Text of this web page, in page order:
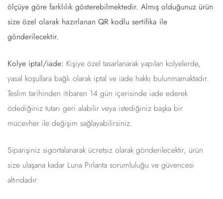
ölçüye göre farklılık gösterebilmektedir. Almış olduğunuz ürün
size özel olarak hazırlanan QR kodlu sertifika ile
gönderilecektir.
Kolye iptal/iade: Kişiye özel tasarlanarak yapılan kolyelerde,
yasal koşullara bağlı olarak iptal ve iade hakkı bulunmamaktadır.
Teslim tarihinden itibaren 14 gün içerisinde iade ederek
ödediğiniz tutarı geri alabilir veya istediğiniz başka bir
mücevher ile değişim sağlayabilirsiniz.
Siparişiniz sigortalanarak ücretsiz olarak gönderilecektir, ürün
size ulaşana kadar Luna Pırlanta sorumluluğu ve güvencesi
altındadır.